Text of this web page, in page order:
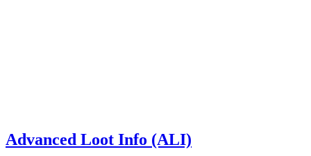
Advanced Loot Info (ALI)